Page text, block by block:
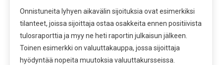
Onnistuneita lyhyen aikavälin sijoituksia ovat esimerkiksi
tilanteet, joissa sijoittaja ostaa osakkeita ennen positiivista
tulosraporttia ja myy ne heti raportin julkaisun jälkeen.
Toinen esimerkki on valuuttakauppa, jossa sijoittaja
hyödyntää nopeita muutoksia valuuttakursseissa.